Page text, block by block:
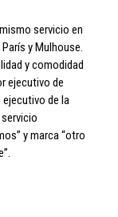
servicio en
y Mulhouse.
y comodidad
ejecutivo de
ejecutivo de la
y marca “otro